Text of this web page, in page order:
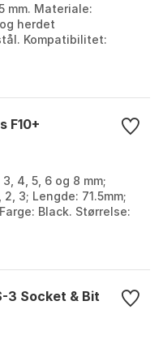
mm. Materiale:
herdet
Kompatibilitet:
av CD 77000...
F10+
4, 5, 6 og 8 mm;
2, 3; Lengde: 71.5mm;
Black. Størrelse:
3 Socket & Bit